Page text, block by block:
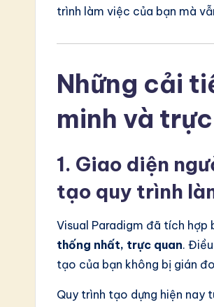
trình làm việc của bạn mà
Những cải
minh và
1. Giao diện
tạo quy trình
Visual Paradigm đã tích hợp
thống nhất, trực quan.
tạo của bạn không bị gián
Quy trình tạo dựng hiện nay